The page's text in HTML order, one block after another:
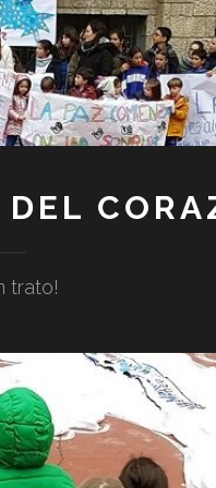
trato!